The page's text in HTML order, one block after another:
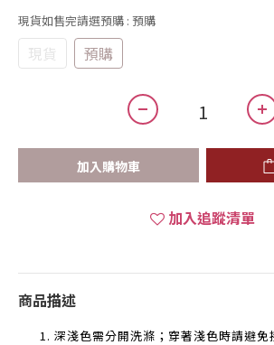
現貨如售完請選預購 : 預購
現貨 預購
加入購物車
加入追蹤清單
商品描述
深淺色需分開洗滌；穿著淺色時請避